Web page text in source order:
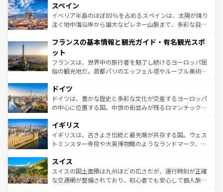
ろん、トスカーナの美しい田園風景やアマルフィ海岸の絶
景など、自然景観も見逃せない。観光の合間には、本場の
ピザやパスタなど、絶品のイタリア料理を堪能することも
ませてくれるイタリアで、忘れられない旅をしてみよう！
なお、新着のイタリア情報は
しい。
スペイン
イベリア半島のほぼ80％を占めるスペインは、太陽が降り
注ぐ地中海沿岸から雄大なピレネー山脈まで、多彩な自然
文化が根付くこの国では、情熱的なフラメンコ、熱気あふ
れる闘牛、そして美味しいタパスが生活の一部となってい
る。首都マドリードの洗練された雰囲気や、バルセロナの
アートに溢れた街角から、地方では古代ローマ遺跡や中世
せる。地方によって風土や気候が異なるスペインはその個
性で訪れる人を魅了する。 なお、新着のスペイン情報は コ
ンテンツ一覧を参照してほしい。
フランスの基本情報と観光ガイド・有名観光スポ
ット
フランスは、世界中の旅行者を魅了し続けるヨーロッパ屈
指の観光地だ。首都パリのエッフェル塔やルーブル美術館
で、幅広い魅力が詰まっている。華麗な宮殿、歴史的な大
聖堂、美しいビーチ、そして豊かな自然が、訪れる者を心
から魅了する。また、フランスは美食の国としても知ら
いる。シャンパンの発祥地であるランス、プロヴァンスの
香り高いラベンダー畑など、多彩な楽しみ方が可能だ。さ
らに、パリ以外の地域にも魅力が溢れており、どの街角に
れる地方に足を運ぶとそれぞれで全く異なる文化を体験で
きるだろう。 なお、新着のフランス情報はコンテンツ一覧
を参照してほしい。
ドイツ
ドイツは、豊かな歴史と多彩な文化が交差するヨーロッパ
の中心に位置する国。中世の街並みが残るロマンチック街
顔を持つこの国は、どこを歩いても飽きることがない。ベ
ルリンの文化的活気、バイエルン州のアルプスの絶景、そ
してライン川沿いのワイン畑といった風景は必見。ビール
は、お酒好きな人にはぜひ体験してほしい。 なお、新着の
ドイツ情報はコンテンツ一覧を参照してほしい。
イギリス
イギリスは、古きよき伝統と最先端が共存する国。ウェス
トミンスター寺院や大英博物館のようなランドマーク、歴
リアごとに異なる魅力がある。また、優雅なアフタヌーン
ティー、ビール好きにはたまらない英国パブ、サッカー観
戦など、本場だからこそできる体験も豊富。イギリスを旅
スイス
スイスの国土面積は九州ほどの広さだが、運行時刻が正確
な交通網が整備されており、初心者でも安心して個人旅行